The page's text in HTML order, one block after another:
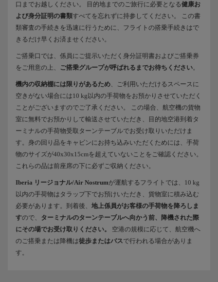
口までお越しください。 目的地までのご旅行に必要となる健康お
よび身分証明の書類すべてを忘れずに持参してください。 この書
類審査の手続きを迅速に行うために、フライトの搭乗手続きはで
きるだけ早くお済ませください。
ご搭乗口では、係員にご提示いただく身分証明書およびご搭乗券
をご用意の上、 ご搭乗グループが呼ばれるまでお待ちください。
機内の収納棚には限りがあるため、ご利用いただけるスペースに
空きがない場合には10 kg以内の手荷物をお預かりさせていただく
ことがございますのでご了承ください。 この場合、航空機の貨物
室に無料でお預かりして輸送させていただき、目的地空港到着タ
ーミナルの手荷物受取ターンテーブルでお受け取りいただけま
す。身の回り品をキャビンにお持ち込みいただくためには、手荷
物のサイズが40x30x15cmを超えていないことをご確認ください。
これらの品は前座席の下に必ずご収納ください。
Iberia リージョナル/Air Nostrumが運航するフライトでは、10 kg
以内の手荷物はタラップ下でお預けいただき、貨物室に積み込む
必要があります。到着後、 地上係員がお客様の手荷物を降ろしま
すので、
ターミナルのターンテーブルへ向かう前、降機された際
にその場でお受け取りください。 空港の規模に応じて、航空機へ
のご搭乗または降機は徒歩またはバスで行われる場合がありま
す。